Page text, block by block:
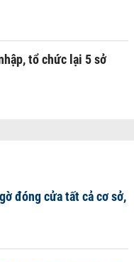
tổ chức lại 5 sở
đóng cửa tất cả cơ sở,